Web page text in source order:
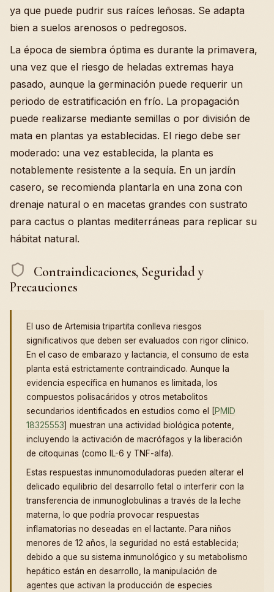
ya que puede pudrir sus raíces leñosas. Se adapta
bien a suelos arenosos o pedregosos.
La época de siembra óptima es durante la primavera,
una vez que el riesgo de heladas extremas haya
pasado, aunque la germinación puede requerir un
periodo de estratificación en frío. La propagación
puede realizarse mediante semillas o por división de
mata en plantas ya establecidas. El riego debe ser
moderado: una vez establecida, la planta es
notablemente resistente a la sequía. En un jardín
casero, se recomienda plantarla en una zona con
drenaje natural o en macetas grandes con sustrato
para cactus o plantas mediterráneas para replicar su
hábitat natural.
Contraindicaciones, Seguridad y
Precauciones
El uso de Artemisia tripartita conlleva riesgos
significativos que deben ser evaluados con rigor clínico.
En el caso de embarazo y lactancia, el consumo de esta
planta está estrictamente contraindicado. Aunque la
evidencia específica en humanos es limitada, los
compuestos polisacáridos y otros metabolitos
secundarios identificados en estudios como el [PMID
18325553] muestran una actividad biológica potente,
incluyendo la activación de macrófagos y la liberación
de citoquinas (como IL-6 y TNF-alfa).
Estas respuestas inmunomoduladoras pueden alterar el
delicado equilibrio del desarrollo fetal o interferir con la
transferencia de inmunoglobulinas a través de la leche
materna, lo que podría provocar respuestas
inflamatorias no deseadas en el lactante. Para niños
menores de 12 años, la seguridad no está establecida;
debido a que su sistema inmunológico y su metabolismo
hepático están en desarrollo, la manipulación de
agentes que activan la producción de especies